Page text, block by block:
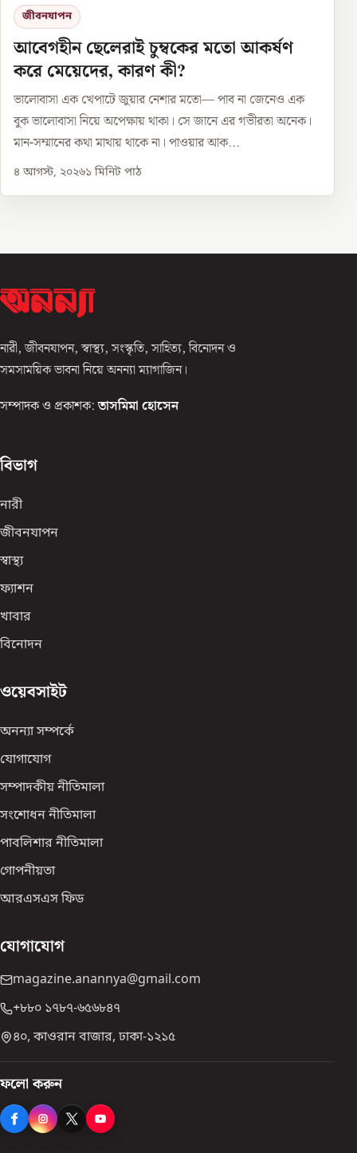
জীবনযাপন
আবেগহীন ছেলেরাই চুম্বকের মতো আকর্ষণ
করে মেয়েদের, কারণ কী?
ভালোবাসা এক খেপাটে জুয়ার নেশার মতো— পাব না জেনেও এক
বুক ভালোবাসা নিয়ে অপেক্ষায় থাকা। সে জানে এর গভীরতা অনেক।
মান-সম্মানের কথা মাথায় থাকে না। পাওয়ার আক...
৪ আগস্ট, ২০২৬১ মিনিট পাঠ
নারী, জীবনযাপন, স্বাস্থ্য, সংস্কৃতি, সাহিত্য, বিনোদন ও
সমসাময়িক ভাবনা নিয়ে অনন্যা ম্যাগাজিন।
সম্পাদক ও প্রকাশক: তাসমিমা হোসেন
বিভাগ
নারী
জীবনযাপন
স্বাস্থ্য
ফ্যাশন
খাবার
বিনোদন
ওয়েবসাইট
অনন্যা সম্পর্কে
যোগাযোগ
সম্পাদকীয় নীতিমালা
সংশোধন নীতিমালা
পাবলিশার নীতিমালা
গোপনীয়তা
আরএসএস ফিড
যোগাযোগ
magazine.anannya@gmail.com
+৮৮০ ১৭৮৭-৬৫৬৮৪৭
৪০, কাওরান বাজার, ঢাকা-১২১৫
ফলো করুন